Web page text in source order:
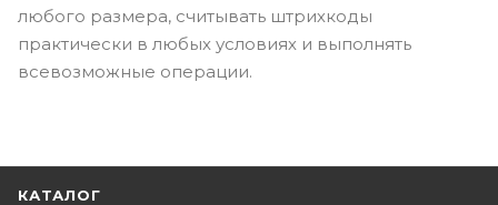
любого размера, считывать штрихкоды
практически в любых условиях и выполнять
всевозможные операции.
КАТАЛОГ